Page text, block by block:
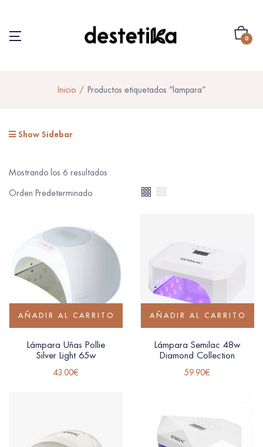
0
Inicio Productos etiquetados “lampara”
Show Sidebar
Mostrando los 6 resultados
AÑADIR AL CARRITO
Lámpara Uñas Pollie
Silver Light 65w
43.00€
AÑADIR AL CARRITO
Lámpara Semilac 48w
Diamond Collection
59.90€